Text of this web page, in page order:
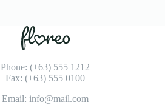
Phone: (+63) 555 1212
Fax: (+63) 555 0100
Email: info@mail.com